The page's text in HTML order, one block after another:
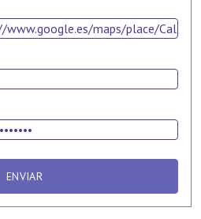
ENVIAR